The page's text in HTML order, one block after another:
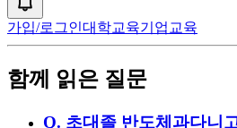
가입/로그인대학교육기업교육
함께 읽은 질문
Q. 초대졸 반도체과다니